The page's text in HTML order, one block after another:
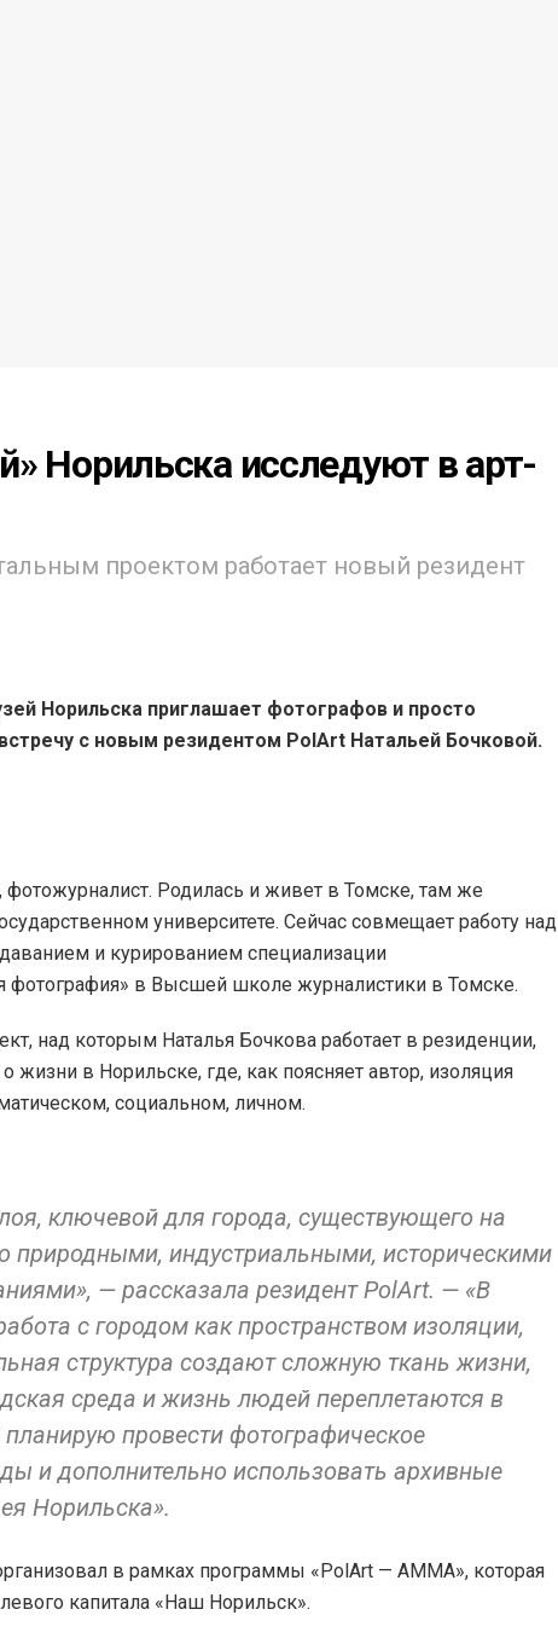
Норильска исследуют в арт-
проектом работает новый резидент
Норильска приглашает фотографов и просто
с новым резидентом PolArt Натальей Бочковой.
Родилась и живет в Томске, там же
университете. Сейчас совмещает работу над
и курированием специализации
фотография» в Высшей школе журналистики в Томске.
над которым Наталья Бочкова работает в резиденции,
жизни в Норильске, где, как поясняет автор, изоляция
социальном, личном.
ключевой для города, существующего на
природными, индустриальными, историческими
— рассказала резидент PolArt. — «В
с городом как пространством изоляции,
структура создают сложную ткань жизни,
среда и жизнь людей переплетаются в
провести фотографическое
и дополнительно использовать архивные
Норильска».
в рамках программы «PolArt — AMMA», которая
капитала «Наш Норильск».